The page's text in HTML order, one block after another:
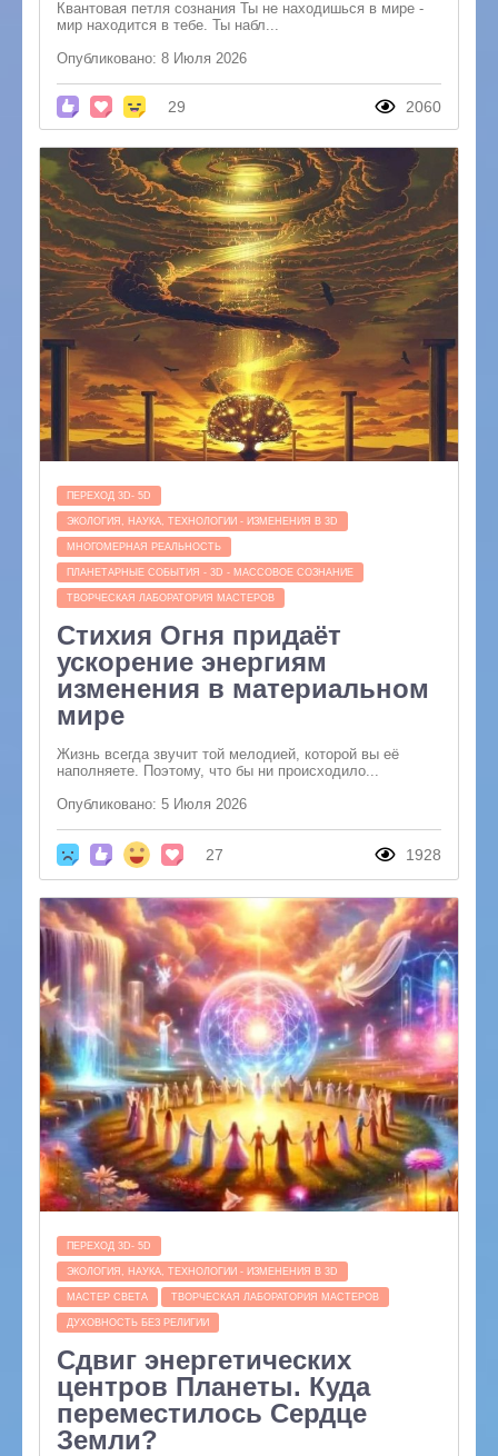
Квантовая петля сознания Ты не находишься в мире -
мир находится в тебе. Ты набл...
Опубликовано: 8 Июля 2026
29 2060
ПЕРЕХОД 3D- 5D
ЭКОЛОГИЯ, НАУКА, ТЕХНОЛОГИИ - ИЗМЕНЕНИЯ В 3D
МНОГОМЕРНАЯ РЕАЛЬНОСТЬ
ПЛАНЕТАРНЫЕ СОБЫТИЯ - 3D - МАССОВОЕ СОЗНАНИЕ
ТВОРЧЕСКАЯ ЛАБОРАТОРИЯ МАСТЕРОВ
Стихия Огня придаёт
ускорение энергиям
изменения в материальном
мире
Жизнь всегда звучит той мелодией, которой вы её
наполняете. Поэтому, что бы ни происходило...
Опубликовано: 5 Июля 2026
27 1928
ПЕРЕХОД 3D- 5D
ЭКОЛОГИЯ, НАУКА, ТЕХНОЛОГИИ - ИЗМЕНЕНИЯ В 3D
МАСТЕР СВЕТА ТВОРЧЕСКАЯ ЛАБОРАТОРИЯ МАСТЕРОВ
ДУХОВНОСТЬ БЕЗ РЕЛИГИИ
Сдвиг энергетических
центров Планеты. Куда
переместилось Сердце
Земли?